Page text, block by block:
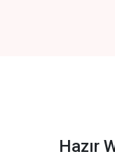
Hazır